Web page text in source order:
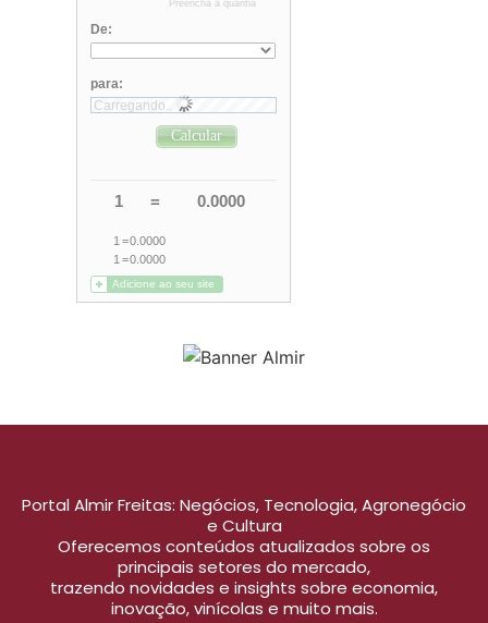
Portal Almir Freitas: Negócios, Tecnologia, Agronegócio
e Cultura
Oferecemos conteúdos atualizados sobre os
principais setores do mercado,
trazendo novidades e insights sobre economia,
inovação, vinícolas e muito mais.